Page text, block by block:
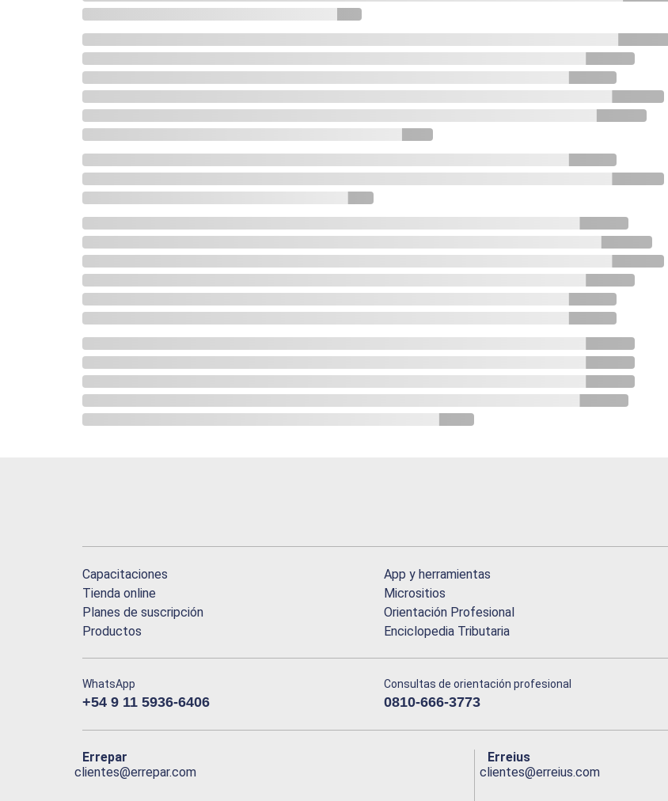
Capacitaciones
Tienda online
Planes de suscripción
Productos
App y herramientas
Micrositios
Orientación Profesional
Enciclopedia Tributaria
WhatsApp
+54 9 11 5936-6406
Consultas de orientación profesional
0810-666-3773
Errepar
clientes@errepar.com
Erreius
clientes@erreius.com